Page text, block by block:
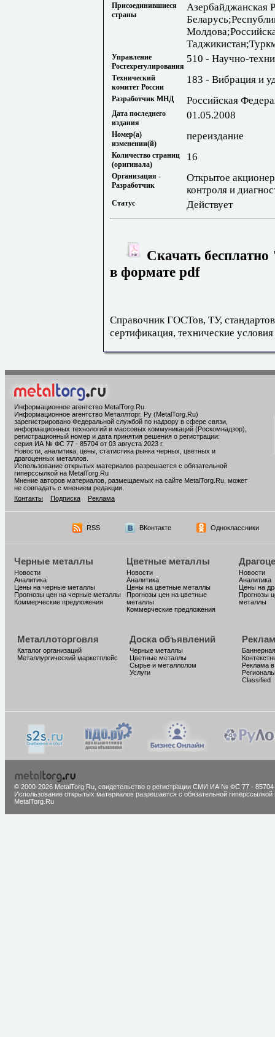
Присоединившиеся
страны
Азербайджанская
Управление
Ростехрегулирования
510 - Научно-
Технический
комитет России
183 - Вибрация и
Разработчик МНД Российская
Дата последнего
издания
01.05.2008
Номер(а)
изменении(й)
переиздание
Количество страниц
(оригинала)
16
Организация -
Разработчик
Открытое
контроля и
Статус Действует
Скачать
в формате pdf
Справочник ГОСТов, ТУ,
сертификация, технические условия
Информационное агентство MetalTorg.Ru
Информационное агентство Металлторг. Ру (MetalTorg.Ru)
зарегистрировано Федеральной службой по надзору в сфере связи,
информационных технологий и массовых коммуникаций (Роскомнадзор),
регистрационный номер и дата принятия решения о регистрации:
серия ИА № ФС 77 - 85704 от 03 августа 2023 г.
Новости, аналитика, цены, статистика рынка черных, цветных и
драгоценных металлов.
Использование открытых материалов разрешается с обязательной
гиперссылкой на MetalTorg.Ru
Мнение авторов материалов, размещаемых на сайте MetalTorg.Ru, может
не совпадать с мнением редакции.
Контакты
Подписка Реклама
RSS ВКонтакте Одноклассники
Черные металлы
Новости
Аналитика
Цены на черные металлы
Прогнозы цен на черные металлы
Коммерческие предложения
Цветные металлы
Новости
Аналитика
Цены на цветные металлы
Прогнозы цен на цветные
металлы
Коммерческие предложения
Новости
Аналитика
Цены на
Прогнозы
металлы
Металлоторговля
Каталог организаций
Металлургический маркетплейс
Доска объявлений
Черные металлы
Цветные металлы
Сырье и металлолом
Услуги
Реклама
Classified
© 2000-2026 MetalTorg.Ru, cвидетельство о регистрации СМИ ИА № ФС 77 - 85704
Использование открытых материалов разрешается с обязательной гиперссылкой
MetalTorg.Ru